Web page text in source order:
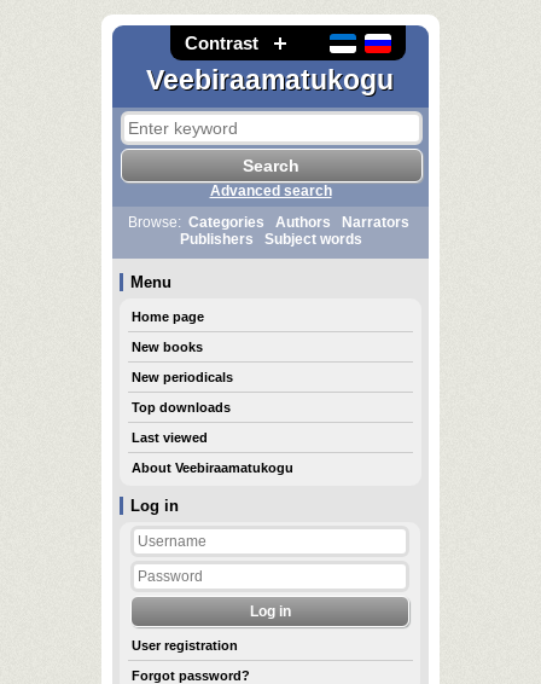
Contrast
Veebiraamatukogu
Log in
User registration
Forgot password?
Advanced search
Browse: Categories Authors
Narrators
Publishers
Subject words
Menu
Home page
New books
New periodicals
Top downloads
Last viewed
About Veebiraamatukogu